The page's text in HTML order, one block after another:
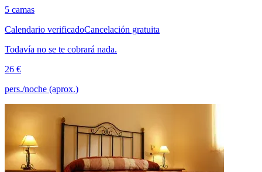
5 camas
Calendario verificadoCancelación gratuita
Todavía no se te cobrará nada.
26 €
pers./noche (aprox.)